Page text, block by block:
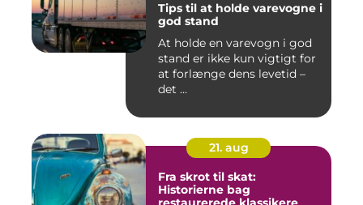
Tips til at holde varevogne i
god stand
At holde en varevogn i god
stand er ikke kun vigtigt for
at forlænge dens levetid –
det ...
21. aug
Fra skrot til skat:
Historierne bag